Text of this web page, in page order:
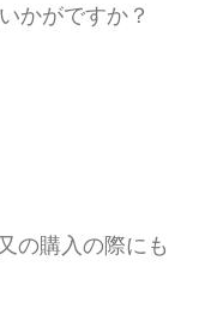
かがですか？
の購入の際にも